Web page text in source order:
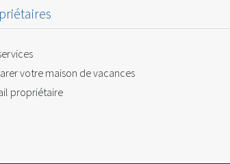
votre maison de vacances
propriétaire